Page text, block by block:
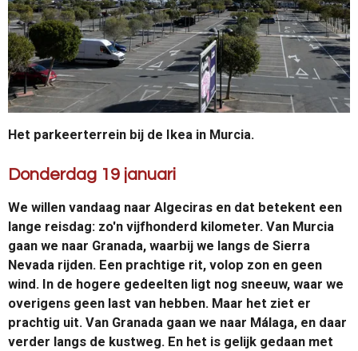
Het parkeerterrein bij de Ikea in Murcia.
Donderdag 19 januari
We willen vandaag naar Algeciras en dat betekent een
lange reisdag: zo'n vijfhonderd kilometer. Van Murcia
gaan we naar Granada, waarbij we langs de Sierra
Nevada rijden. Een prachtige rit, volop zon en geen
wind. In de hogere gedeelten ligt nog sneeuw, waar we
overigens geen last van hebben. Maar het ziet er
prachtig uit. Van Granada gaan we naar Málaga, en daar
verder langs de kustweg. En het is gelijk gedaan met